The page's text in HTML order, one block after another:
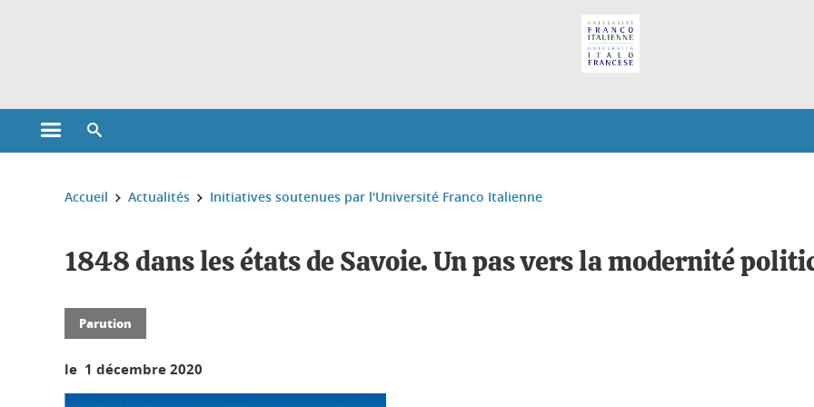
Ouvrir le menu principal
Vous êtes ici :
Accueil Actualités Initiatives soutenues par l'Université Franco Italienne
1848 dans les états de Savoie. Un pas vers la modernité
Parution
le 1 décembre 2020